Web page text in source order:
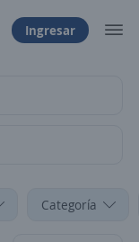
Ingresar
Categoría